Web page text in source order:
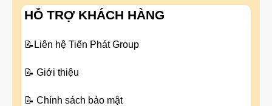
HỖ TRỢ KHÁCH HÀNG
📝 Liên hệ Tiến Phát Group
📝 Giới thiệu
📝 Chính sách bảo mật